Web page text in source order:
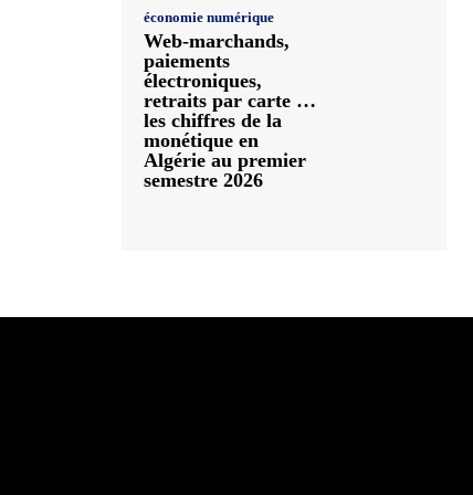
économie numérique
Web-marchands,
paiements
électroniques,
retraits par carte …
les chiffres de la
monétique en
Algérie au premier
semestre 2026